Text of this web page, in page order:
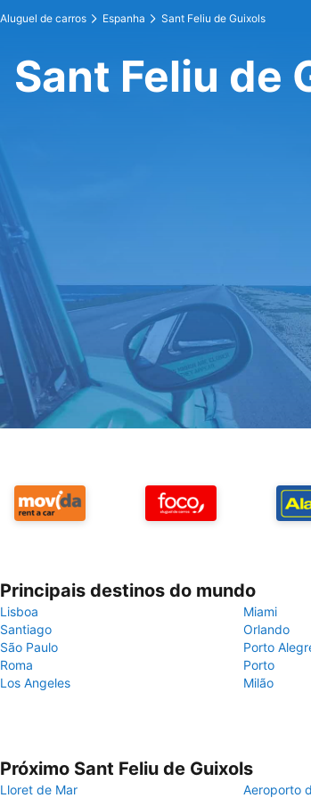
Aluguel de carros Espanha Sant Feliu de Guixols
Sant Feliu de
Principais destinos do mundo
Lisboa
Miami
Santiago
Orlando
São Paulo
Porto
Roma
Porto
Los Angeles
Milão
Próximo Sant Feliu de Guixols
Lloret de Mar Aeroporto